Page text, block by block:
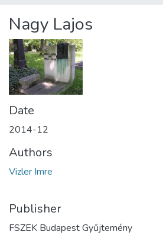
About us
Nagy Lajos
Date
2014-12
Authors
Vizler Imre
Publisher
FSZEK Budapest Gyűjtemény